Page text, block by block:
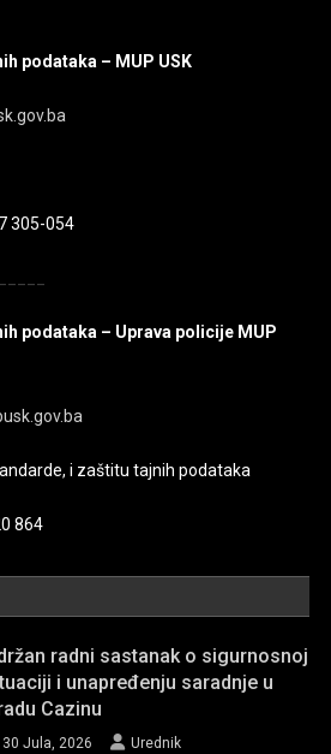
podataka – MUP USK
305-054
podataka – Uprava policije MUP
i zaštitu tajnih podataka
864
radni sastanak o sigurnosnoj
i unapređenju saradnje u
Cazinu
30 Jula, 2026 Urednik